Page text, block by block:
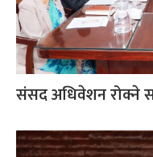
संसद अधिवेशन रोक्ने